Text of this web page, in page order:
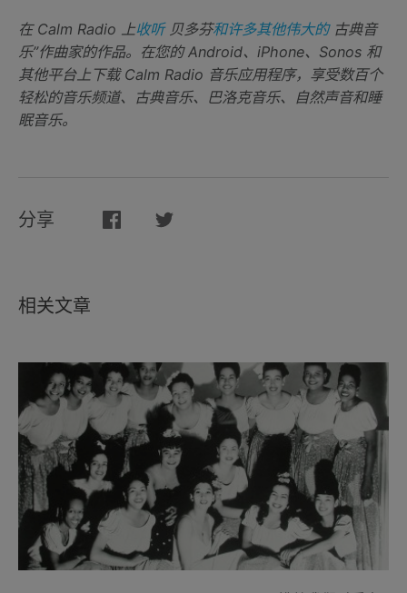
在 Calm Radio 上收听贝多芬和许多其他伟大的古典音
乐”作曲家的作品。在您的 Android、iPhone、Sonos 和
其他平台上下载 Calm Radio 音乐应用程序，享受数百个
轻松的音乐频道、古典音乐、巴洛克音乐、自然声音和睡
眠音乐。
分享
相关文章